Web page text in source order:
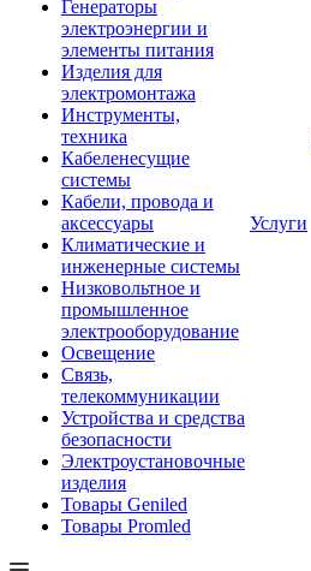
Генераторы
электроэнергии и
элементы питания
Изделия для
электромонтажа
Инструменты,
техника
Кабеленесущие
системы
Кабели, провода и
аксессуары
Климатические и
инженерные системы
Низковольтное и
промышленное
электрооборудование
Освещение
Связь,
телекоммуникации
Устройства и средства
безопасности
Электроустановочные
изделия
Товары Geniled
Товары Promled
Услуги